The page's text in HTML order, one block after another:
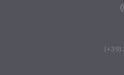
(+39)